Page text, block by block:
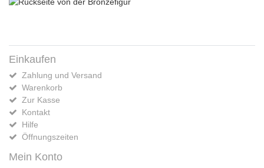
Einkaufen
Zahlung und Versand
Warenkorb
Zur Kasse
Kontakt
Hilfe
Öffnungszeiten
Mein Konto